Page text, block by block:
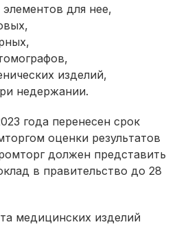
для нее,
изделий,
недержании.
года перенесен срок
оценки результатов
должен представить
в правительство до 28
медицинских изделий